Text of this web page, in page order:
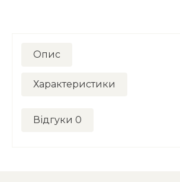
Опис
Характеристики
Відгуки 0